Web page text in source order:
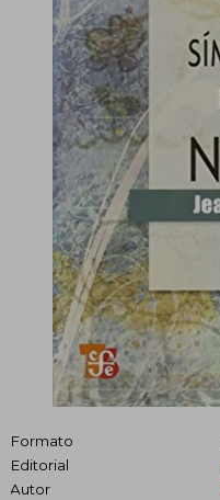
Formato
Editorial
Autor